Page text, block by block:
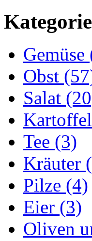
Gemüse
Obst
Salat
Tee (3)
Kräuter
Pilze (4)
Eier (3)
Oliven